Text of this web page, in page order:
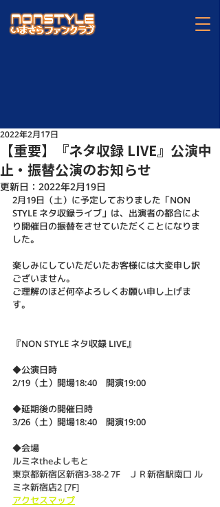
【重要】『ネタ収録 LIVE』公演中
止・振替公演のお知らせ
2022年2月17日
更新日： 2022年2月19日
2月19日（土）に予定しておりました「NON
STYLE ネタ収録ライブ」は、出演者の都合によ
り開催日の振替をさせていただくことになりま
した。
楽しみにしていただいたお客様には大変申し訳
ございません。
ご理解のほど何卒よろしくお願い申し上げま
す。
『NON STYLE ネタ収録 LIVE』
◆公演日時
2/19（土）開場18:40　開演19:00
◆延期後の開催日時
3/26（土）開場18:40　開演19:00
◆会場
ルミネtheよしもと
東京都新宿区新宿3-38-2 7F　ＪＲ新宿駅南口 ル
ミネ新宿店2 [7F]
アクセスマップ